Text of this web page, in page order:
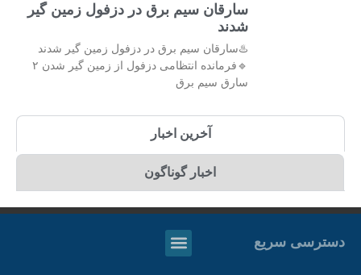
سارقان سیم برق در دزفول زمین گیر
شدند
♨️سارقان سیم برق در دزفول زمین گیر شدند
🔹فرمانده انتظامی دزفول از زمین گیر شدن ۲
سارق سیم برق
آخرین اخبار
اخبار گوناگون
دسترسی سریع